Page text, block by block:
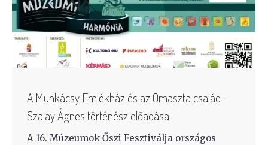
A Munkácsy Emlékház és az Omaszta család –
Szalay Ágnes történész előadása
A 16. Múzeumok Őszi Fesztiválja országos